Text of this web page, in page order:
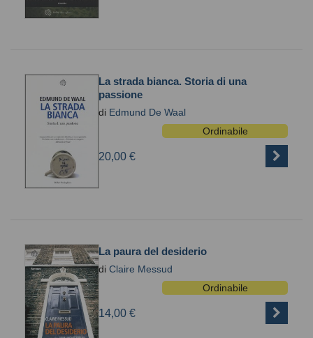
La strada bianca. Storia di una
passione
di Edmund De Waal
Ordinabile
20,00 €
La paura del desiderio
di Claire Messud
Ordinabile
14,00 €